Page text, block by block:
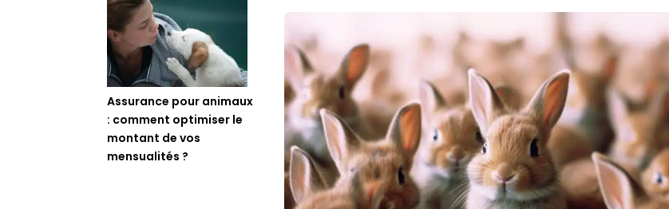
Assurance pour animaux
: comment optimiser le
montant de vos
mensualités ?